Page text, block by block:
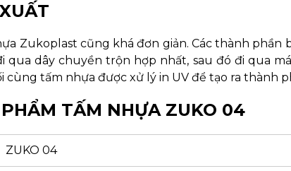
Zukoplast cũng khá đơn giản. Các thành phần
qua dây chuyền trộn hợp nhất, sau đó đi qua
cùng tấm nhựa được xử lý in UV để tạo ra thành
TẤM NHỰA ZUKO 04
ZUKO 04